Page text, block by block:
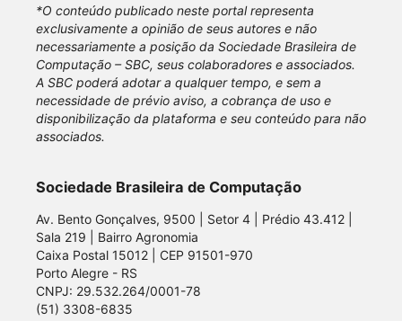
*O conteúdo publicado neste portal representa
exclusivamente a opinião de seus autores e não
necessariamente a posição da Sociedade Brasileira de
Computação – SBC, seus colaboradores e associados.
A SBC poderá adotar a qualquer tempo, e sem a
necessidade de prévio aviso, a cobrança de uso e
disponibilização da plataforma e seu conteúdo para não
associados.
Sociedade Brasileira de Computação
Av. Bento Gonçalves, 9500 | Setor 4 | Prédio 43.412 |
Sala 219 | Bairro Agronomia
Caixa Postal 15012 | CEP 91501-970
Porto Alegre - RS
CNPJ: 29.532.264/0001-78
(51) 3308-6835